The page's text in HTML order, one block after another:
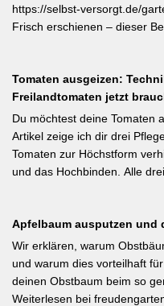
motivierender Impuls für
#Biodiversität
https://selbst-versorgt.de/
Frisch erschienen – dieser
Austrocknung. Die ideale
mit Abstand zum
Besonders wertvoll: Häufige
die Verwendung von
werden klar benannt.
#BiologischerGartenbau]
Tomaten ausgeizen:
Freilandtomaten jetzt
Du möchtest deine Tomaten
Artikel zeige ich dir drei
Tomaten zur Höchstform
und das Hochbinden. Alle
Tomatenkrankheit
Wurzelwerk – Gartenwissen
illustrierter Praxis-Leitfaden:
dem Auspflanzen und sollte
Geiztriebe morgens
Apfelbaum ausputzen und
Wir erklären, warum
und warum dies vorteilhaft
deinen Obstbaum beim so
Weiterlesen bei